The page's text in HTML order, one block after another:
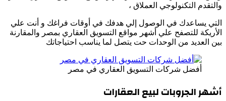
والتقدم التكنولوجي العملاق ،
التي يساعدك في الوصول إلي هدفك في أوقات فراغك و أنت علي
الأريكة للتصفح علي أشهر مواقع التسويق العقاري بمصر والمقارنة
بين العديد من الوحدات حت يتصل لما يناسب احتياجاتك
أفضل شركات التسويق العقاري في مصر
أشهر الجروبات لبيع العقارات